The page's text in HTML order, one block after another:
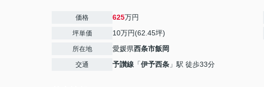
価格 625万円
坪単価 10万円(62.45坪)
所在地 愛媛県西条市飯岡
交通 予讃線 「伊予西条 」駅 徒歩33分